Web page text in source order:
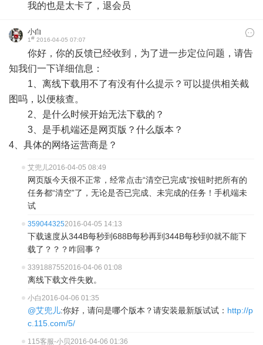
我的也是太卡了，退会员
小白
1# 2016-04-05 07:07
你好，你的反馈已经收到，为了进一步定位问题，请告
知我们一下详细信息：
1、离线下载用不了有没有什么提示？可以提供相关截
图吗，以便核查。
2、是什么时候开始无法下载的？
3、是手机端还是网页版？什么版本？
4、具体的网络运营商是？
艾兜儿2016-04-05 08:49
网页版今天很不正常，经常点击“清空已完成”按钮时把所有的
任务都“清空”了，无论是否已完成、未完成的任务！手机端未
试
3590443252016-04-05 14:13
下载速度从344B每秒到688B每秒再到344B每秒到0就不能下
载了？？？咋回事？
3391887552016-04-06 01:08
离线下载文件失败。
小白2016-04-06 01:35
@艾兜儿:你好，请问是哪个版本？请安装最新版试试： http://p
c.115.com/5/
115客服-小贝2016-04-06 01:36